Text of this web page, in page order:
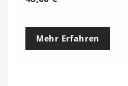
Mehr Erfahren